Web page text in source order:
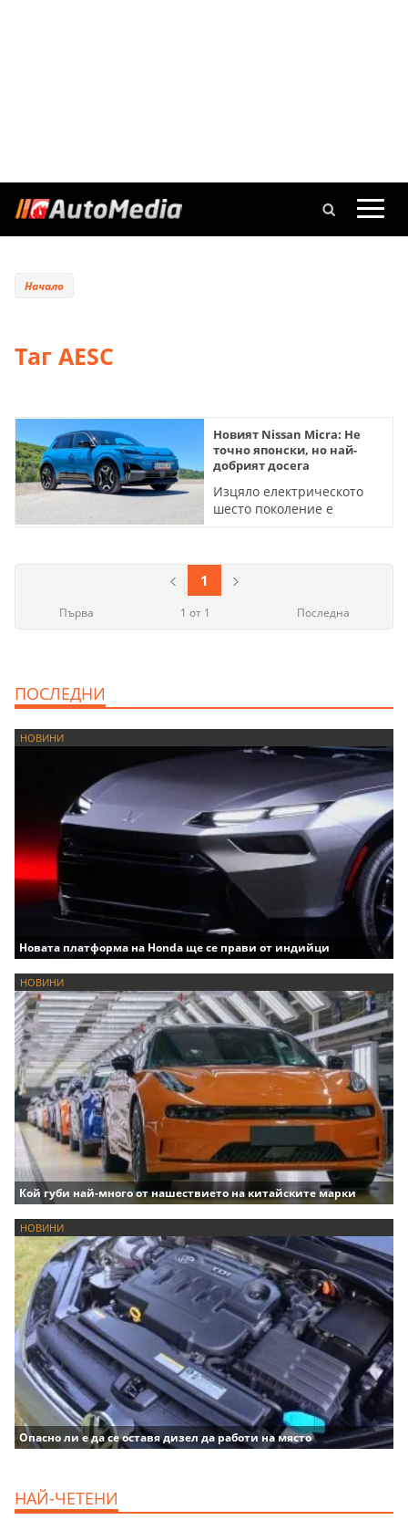
Начало
Таг AESC
Новият Nissan Micra: Не
точно японски, но най-
добрият досега
Изцяло електрическото
шесто поколение е
каране (ВИДЕО)
1 от 1 Последна
1
Първа
ПОСЛЕДНИ
НОВИНИ
Новата платформа на Honda ще се прави от индийци
НОВИНИ
Кой губи най-много от нашествието на китайските марки
НОВИНИ
Опасно ли е да се оставя дизел да работи на място
НАЙ-ЧЕТЕНИ